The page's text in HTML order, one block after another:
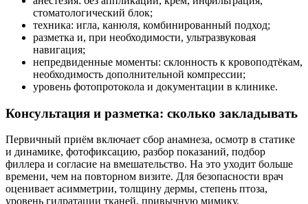
стоматологический блок;
техника: игла, канюля, комбинированный подход;
разметка и, при необходимости, ультразвуковая
навигация;
непредвиденные моменты: склонность к кровоподтёкам,
необходимость дополнительной компрессии;
уровень фотопротокола и документации в клинике.
Консультация и разметка: сколько закладывать
Первичный приём включает сбор анамнеза, осмотр в статике
и динамике, фотофиксацию, разбор показаний, подбор
филлера и согласие на вмешательство. На это уходит больше
времени, чем на повторном визите. Для безопасности врач
оценивает асимметрии, толщину дермы, степень птоза,
уровень гидратации тканей, привычную мимику.